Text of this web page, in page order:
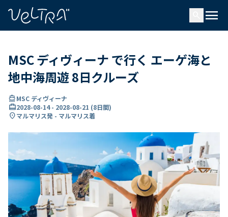
menu
MSC ディヴィーナ で行く エーゲ海と
地中海周遊 8日クルーズ
directions_boatMSC ディヴィーナ
card_travel2028-08-14- 2028-08-21 (8日間)
location_onマルマリス発 - マルマリス着